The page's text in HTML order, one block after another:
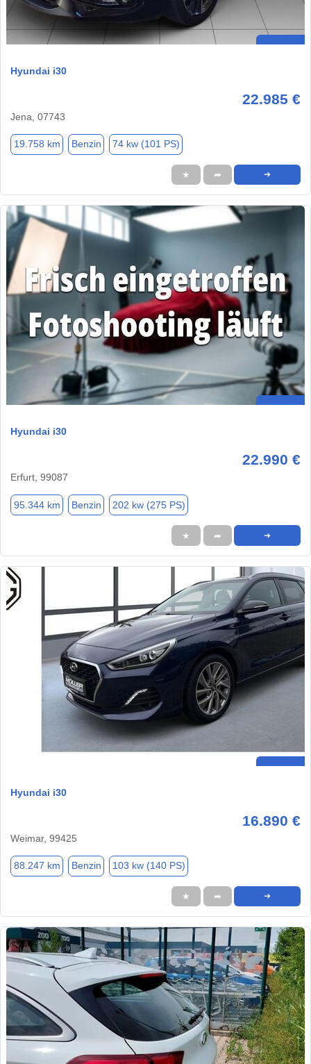
Hyundai i30
22.985 €
Jena, 07743
19.758 km Benzin 74 kw (101 PS)
★ ➦ ➜
Hyundai i30
22.990 €
Erfurt, 99087
95.344 km Benzin 202 kw (275 PS)
★ ➦ ➜
Hyundai i30
16.890 €
Weimar, 99425
88.247 km Benzin 103 kw (140 PS)
★ ➦ ➜